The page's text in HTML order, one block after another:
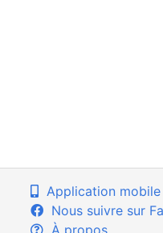
Application mobile
Nous suivre sur
À propos